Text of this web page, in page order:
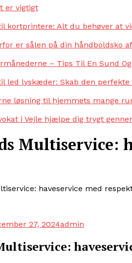
er vigtigt
kortprintere: Alt du behøver at
er sålen på din håndboldsko
– Tips Til En Sund
led lyskæder: Skab den perfekte
løsning til hjemmets mange
i Vejle hjælpe dig trygt
Multiservice:
haveservice med
27, 2024admin